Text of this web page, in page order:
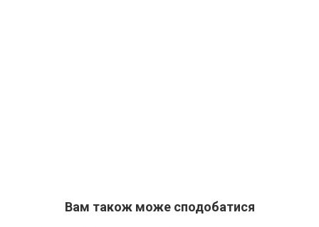
Вам також може сподобатися